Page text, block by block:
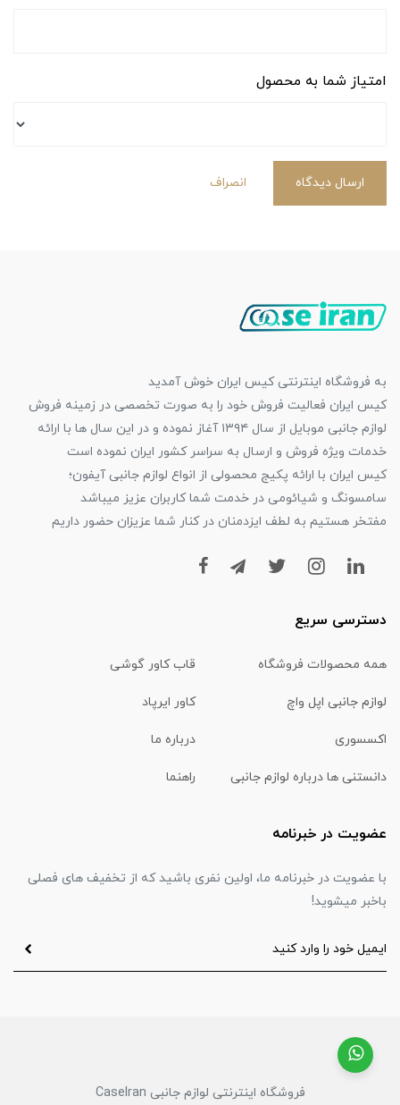
امتیاز شما به محصول
ارسال دیدگاه انصراف
به فروشگاه اینترنتی کیس ایران خوش آمدید
کیس ایران فعالیت فروش خود را به صورت تخصصی در زمینه فروش
لوازم جانبی موبایل از سال ۱۳۹۴ آغاز نموده و در این سال ها با ارائه
خدمات ویژه فروش و ارسال به سراسر کشور ایران نموده است
کیس ایران با ارائه پکیج محصولی از انواع لوازم جانبی آیفون؛
سامسونگ و شیائومی در خدمت شما کاربران عزیز میباشد
مفتخر هستیم به لطف ایزدمنان در کنار شما عزیزان حضور داریم
دسترسی سریع
همه محصولات فروشگاه قاب کاور گوشی
لوازم جانبی اپل واچ کاور ایرپاد
اکسسوری درباره ما
دانستنی ها درباره لوازم جانبی راهنما
عضویت در خبرنامه
با عضویت در خبرنامه ما، اولین نفری باشید که از تخفیف های فصلی
باخبر میشوید!
فروشگاه اینترنتی لوازم جانبی CaseIran